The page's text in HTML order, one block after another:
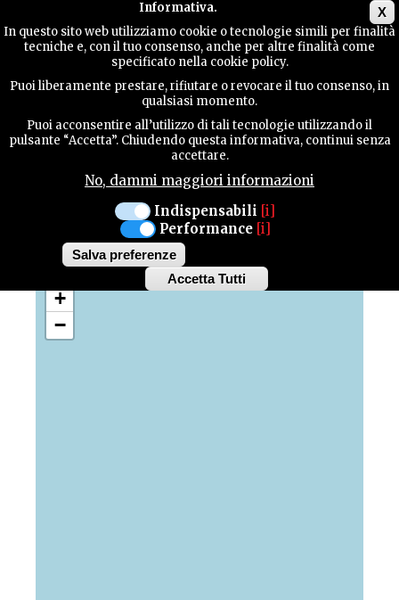
X
Informativa.
In questo sito web utilizziamo cookie o tecnologie simili per finalità
tecniche e, con il tuo consenso, anche per altre finalità come
specificato nella cookie policy.
Puoi liberamente prestare, rifiutare o revocare il tuo consenso, in
qualsiasi momento.
Puoi acconsentire all’utilizzo di tali tecnologie utilizzando il
pulsante “Accetta”. Chiudendo questa informativa, continui senza
accettare.
No, dammi maggiori informazioni
Indispensabili [i]
Performance [i]
Salva preferenze
Accetta Tutti
Withdraw
CONTATTI
Mappa con i punti di
interesse
Scopri tutte le bellezze e le attrattività della
nostra provincia
+
−